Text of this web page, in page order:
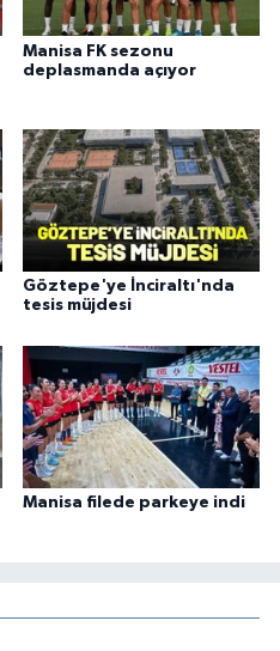
Manisa FK sezonu
deplasmanda açıyor
Göztepe'ye İnciraltı'nda
tesis müjdesi
Manisa filede parkeye indi